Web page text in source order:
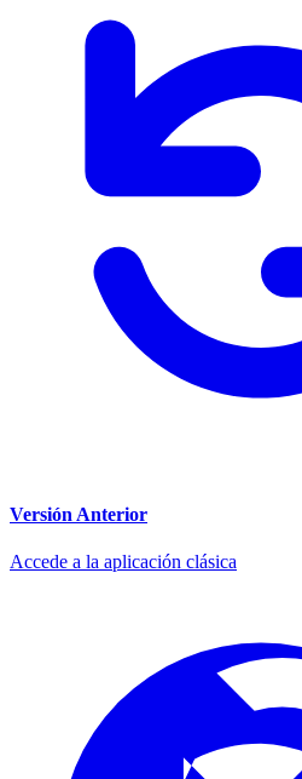
Versión Anterior
Accede a la aplicación clásica